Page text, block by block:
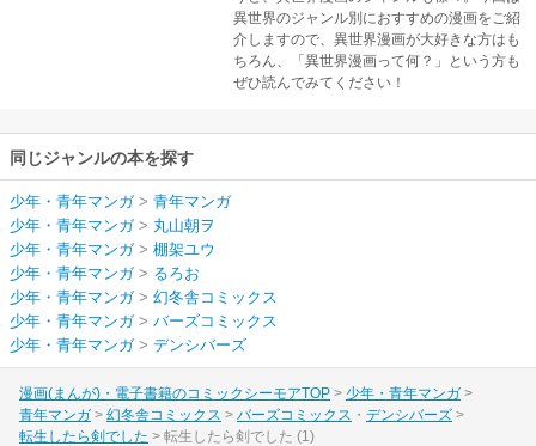
異世界のジャンル別におすすめの漫画をご紹
介しますので、異世界漫画が大好きな方はも
ちろん、「異世界漫画って何？」という方も
ぜひ読んでみてください！
同じジャンルの本を探す
少年・青年マンガ> 青年マンガ
少年・青年マンガ> 丸山朝ヲ
少年・青年マンガ> 棚架ユウ
少年・青年マンガ> るろお
少年・青年マンガ> 幻冬舎コミックス
少年・青年マンガ> バーズコミックス
少年・青年マンガ> デンシバーズ
漫画(まんが)・電子書籍のコミックシーモアTOP
少年・青年マンガ
青年マンガ
幻冬舎コミックス バーズコミックス
デンシバーズ
転生したら剣でした
転生したら剣でした (1)